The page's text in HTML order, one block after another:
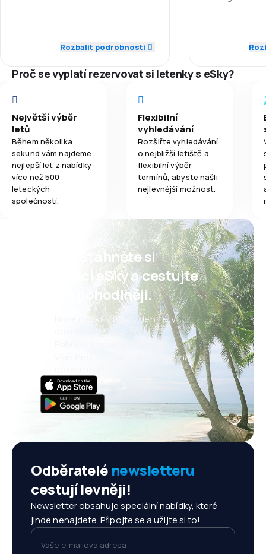
Komfort cestování 3,0
Přeprava zavazadel 5,0
Jídla 2,0
Rozbalit podrobnosti
Dochvilnost
Síť spojení
Komfort
Přeprava
Jídla
Proč se vyplatí rezervovat si letenky s eSky?
Největší výběr
letů
Během několika
sekund vám najdeme
nejlepší let z nabídky
více než 500
leteckých
společností.
Flexibilní
vyhledávání
Rozšiřte vyhledávání
o nejbližší letiště a
flexibilní výběr
termínů, abyste našli
nejlevnější možnost.
Psst! Stáhněte si
aplikaci eSky a cestujte
ještě pohodlněji.
Nové nabídky každý den: lety,
dovolené, eurovíkendy
Všechno, na čem záleží, vždy na
Odběratelé newsletteru
cestují levněji!
Newsletter obsahuje speciální nabídky, které
jinde nenajdete. Připojte se a užijte si to!
Vaše e-mailová adresa